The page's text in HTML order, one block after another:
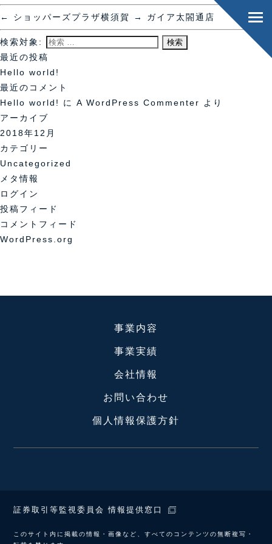
← ショッパーズプラザ横須賀 → ガイア太閤通店
検索対象:
最近の投稿
Hello world!
最近のコメント
Hello world!
に A WordPress Commenter
より
アーカイブ
2018年12月
カテゴリー
Uncategorized
メタ情報
ログイン
投稿フィード
コメントフィード
WordPress.org
事業内容
事業実績
会社情報
お問い合わせ
個人情報保護方針
証券取引等監視委員会 情報提供窓口
このサイト内に掲載の情報・画像など、すべてのコンテンツの無断複写・